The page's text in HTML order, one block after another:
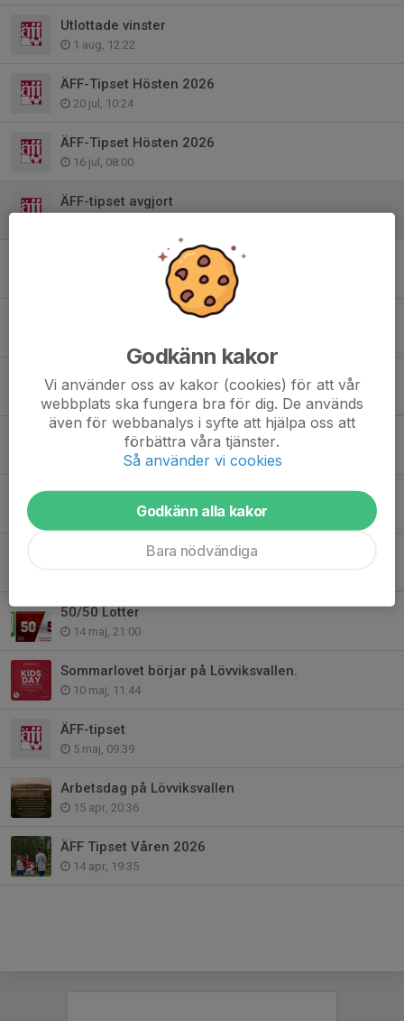
Utlottade vinster
1 aug, 12:22
ÄFF-Tipset Hösten 2026
20 jul, 10:24
ÄFF-Tipset Hösten 2026
16 jul, 08:00
ÄFF-tipset avgjort
Derbyvecka
31 maj, 11:26
24 maj, 19:27
Vinnare
24 maj, 19:06
Enkronasmatch
50/50 Lotter
14 maj, 21:00
Sommarlovet börjar på Lövviksvallen.
10 maj, 11:44
ÄFF-tipset
5 maj, 09:39
Arbetsdag på Lövviksvallen
15 apr, 20:36
ÄFF Tipset Våren 2026
14 apr, 19:35
Godkänn kakor
Vi använder oss av kakor (cookies) för att vår
webbplats ska fungera bra för dig. De används
även för webbanalys i syfte att hjälpa oss att
förbättra våra tjänster.
Så använder vi cookies
Godkänn alla kakor
Bara nödvändiga